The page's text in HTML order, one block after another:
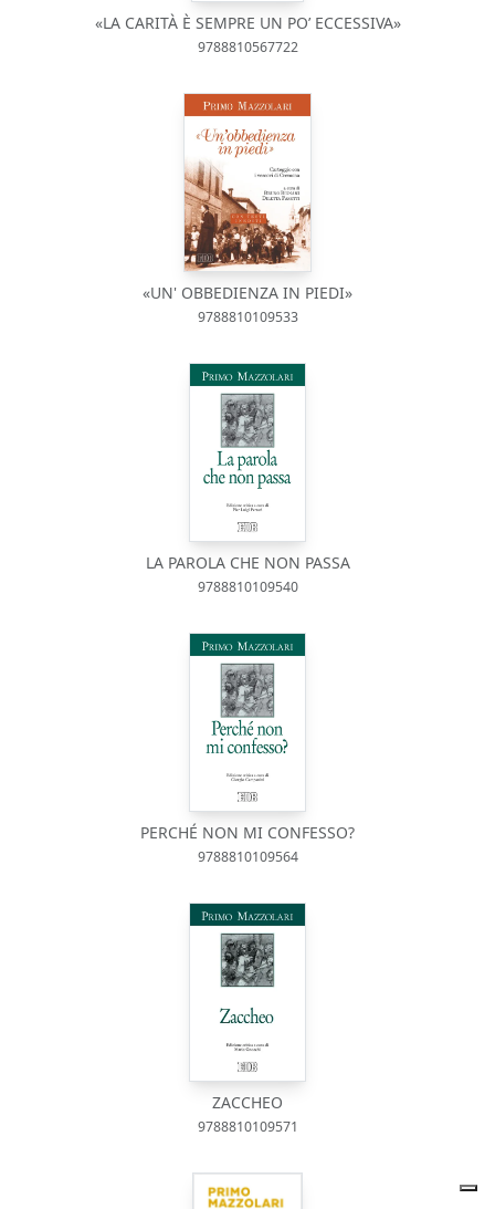
«LA CARITÀ È SEMPRE UN PO’ ECCESSIVA»
9788810567722
«UN' OBBEDIENZA IN PIEDI»
9788810109533
LA PAROLA CHE NON PASSA
9788810109540
PERCHÉ NON MI CONFESSO?
9788810109564
ZACCHEO
9788810109571